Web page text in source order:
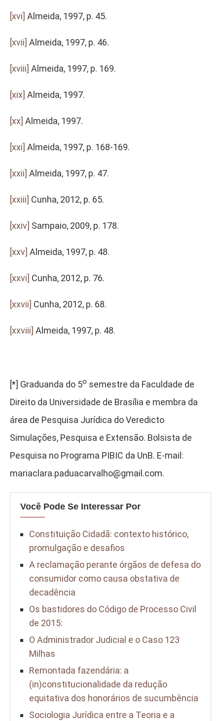
[xvi] Almeida, 1997, p. 45.
[xvii] Almeida, 1997, p. 46.
[xviii] Almeida, 1997, p. 169.
[xix] Almeida, 1997.
[xx] Almeida, 1997.
[xxi] Almeida, 1997, p. 168-169.
[xxii] Almeida, 1997, p. 47.
[xxiii] Cunha, 2012, p. 65.
[xxiv] Sampaio, 2009, p. 178.
[xxv] Almeida, 1997, p. 48.
[xxvi] Cunha, 2012, p. 76.
[xxvii] Cunha, 2012, p. 68.
[xxviii] Almeida, 1997, p. 48.
[*] Graduanda do 5o semestre da Faculdade de
Direito da Universidade de Brasília e membra da
área de Pesquisa Jurídica do Veredicto
Simulações, Pesquisa e Extensão. Bolsista de
Pesquisa no Programa PIBIC da UnB. E-mail:
mariaclara.paduacarvalho@gmail.com.
Você Pode Se Interessar Por
Constituição Cidadã: contexto histórico,
promulgação e desafios
A reclamação perante órgãos de defesa do
consumidor como causa obstativa de
decadência
Os bastidores do Código de Processo Civil
de 2015:
O Administrador Judicial e o Caso 123
Milhas
Remontada fazendária: a
(in)constitucionalidade da redução
equitativa dos honorários de sucumbência
Sociologia Jurídica entre a Teoria e a